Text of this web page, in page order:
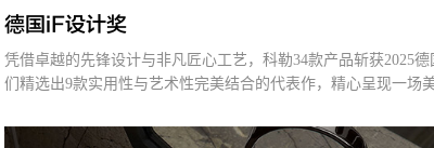
德国iF设计奖
凭借卓越的先锋设计与非凡匠心工艺，科勒34款产品斩获2025
们精选出9款实用性与艺术性完美结合的代表作，精心呈现一场美